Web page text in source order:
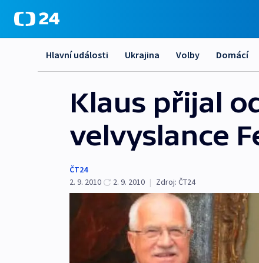
Hlavní události Ukrajina Volby Domácí
Klaus přijal
velvyslance
ČT24
2. 9. 2010
2. 9. 2010 | Zdroj: ČT24